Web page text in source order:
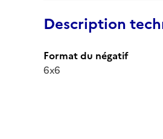
Description
Format du négatif
6x6